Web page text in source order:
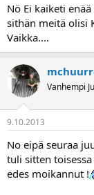
u
n
a
l
o
i
t
t
a
j
i
v
Nö Ei kaiketi
sithän meitä olisi
Vaikka....
Vanhempi
9.10.2013
No eipä seuraa
tuli sitten
edes moikannut !